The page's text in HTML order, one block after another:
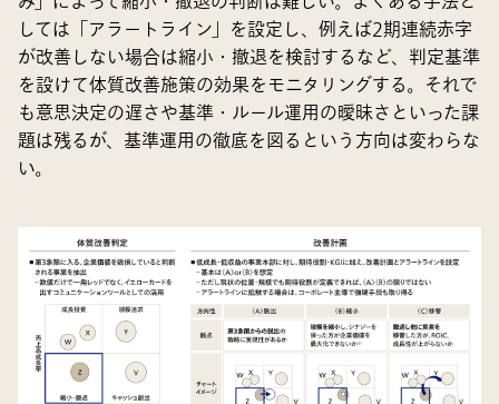
しては「アラートライン」を設定し、例えば2期連続赤字
が改善しない場合は縮小・撤退を検討するなど、判定基準
を設けて体質改善施策の効果をモニタリングする。それで
も意思決定の遅さや基準・ルール運用の曖昧さといった課
題は残るが、基準運用の徹底を図るという方向は変わらな
い。